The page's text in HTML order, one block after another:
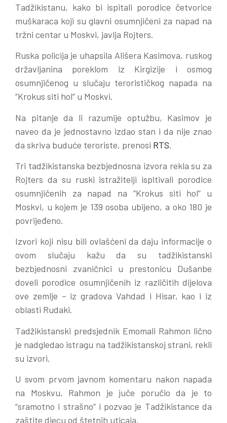
Tadžikistanu, kako bi ispitali porodice četvorice
muškaraca koji su glavni osumnjičeni za napad na
tržni centar u Moskvi, javlja Rojters.
Ruska policija je uhapsila Ališera Kasimova, ruskog
državljanina poreklom iz Kirgizije i osmog
osumnjičenog u slučaju terorističkog napada na
“Krokus siti hol“ u Moskvi.
Na pitanje da li razumije optužbu, Kasimov je
naveo da je jednostavno izdao stan i da nije znao
da skriva buduće teroriste, prenosi RTS.
Tri tadžikistanska bezbjednosna izvora rekla su za
Rojters da su ruski istražitelji ispitivali porodice
osumnjičenih za napad na “Krokus siti hol“ u
Moskvi, u kojem je 139 osoba ubijeno, a oko 180 je
povrijeđeno.
Izvori koji nisu bili ovlašćeni da daju informacije o
ovom slučaju kažu da su tadžikistanski
bezbjednosni zvaničnici u prestonicu Dušanbe
doveli porodice osumnjičenih iz različitih dijelova
ove zemlje – iz gradova Vahdad i Hisar, kao i iz
oblasti Rudaki.
Tadžikistanski predsjednik Emomali Rahmon lično
je nadgledao istragu na tadžikistanskoj strani, rekli
su izvori.
U svom prvom javnom komentaru nakon napada
na Moskvu, Rahmon je juče poručio da je to
“sramotno i strašno“ i pozvao je Tadžikistance da
zaštite djecu od štetnih uticaja.